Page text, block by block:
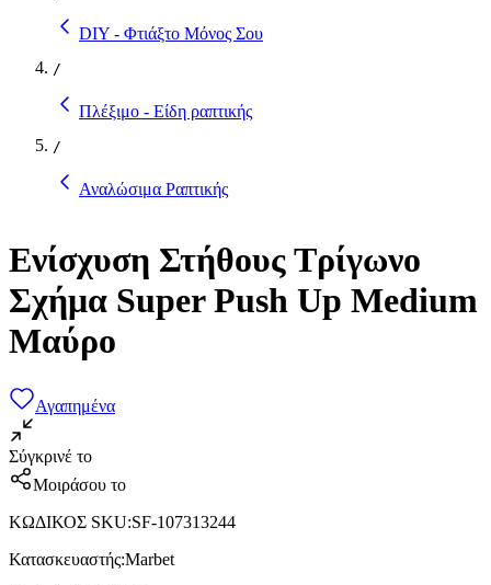
DIY - Φτιάξτο Μόνος Σου
/
Πλέξιμο - Είδη ραπτικής
/
Αναλώσιμα Ραπτικής
Ενίσχυση Στήθους Τρίγωνο
Σχήμα Super Push Up Medium
Μαύρο
Αγαπημένα
Σύγκρινέ το
Μοιράσου το
ΚΩΔΙΚΟΣ SKU:SF-107313244
Κατασκευαστής:Marbet